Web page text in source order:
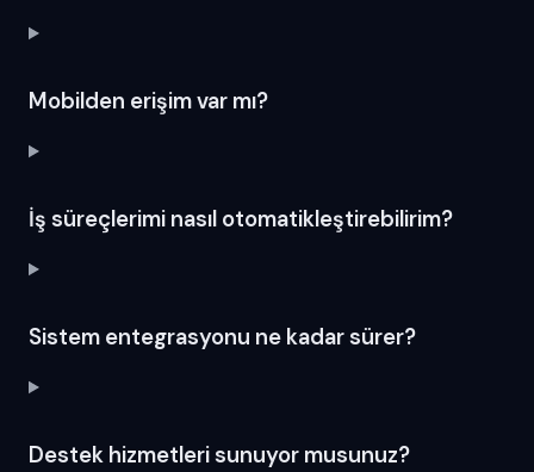
Mobilden erişim var mı?
İş süreçlerimi nasıl otomatikleştirebilirim?
Sistem entegrasyonu ne kadar sürer?
Destek hizmetleri sunuyor musunuz?